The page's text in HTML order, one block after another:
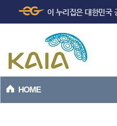
본문바로가기
이 누리집은 대한민국
HOME